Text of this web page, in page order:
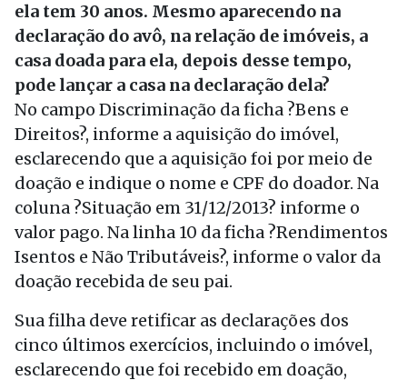
ela tem 30 anos. Mesmo aparecendo na
declaração do avô, na relação de imóveis, a
casa doada para ela, depois desse tempo,
pode lançar a casa na declaração dela?
No campo Discriminação da ficha ?Bens e
Direitos?, informe a aquisição do imóvel,
esclarecendo que a aquisição foi por meio de
doação e indique o nome e CPF do doador. Na
coluna ?Situação em 31/12/2013? informe o
valor pago. Na linha 10 da ficha ?Rendimentos
Isentos e Não Tributáveis?, informe o valor da
doação recebida de seu pai.
Sua filha deve retificar as declarações dos
cinco últimos exercícios, incluindo o imóvel,
esclarecendo que foi recebido em doação,